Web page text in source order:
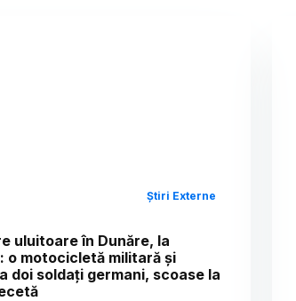
Știri Externe
uluitoare în Dunăre, la
o motocicletă militară și
doi soldați germani, scoase la